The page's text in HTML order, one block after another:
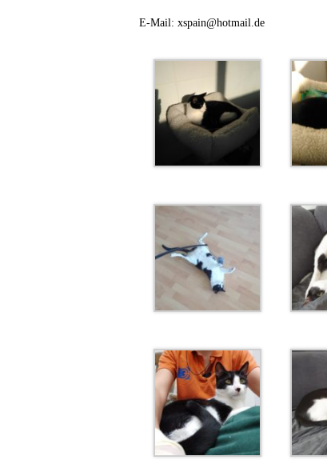
E-Mail: xspain@hotmail.de